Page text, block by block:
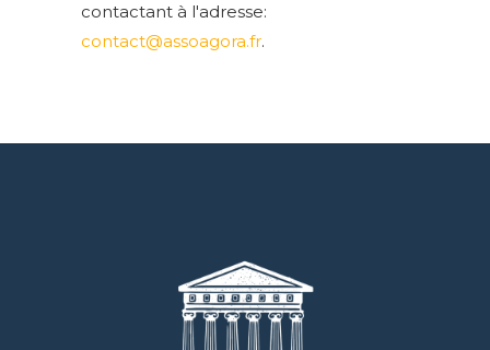
contactant à l'adresse:
contact@assoagora.fr.